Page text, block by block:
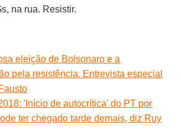
na rua. Resistir.
eleição de Bolsonaro e a
pela resistência. Entrevista especial
'Início de autocrítica' do PT por
ter chegado tarde demais, diz Ruy